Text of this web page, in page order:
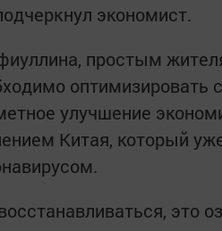
экономист.
простым
улучшение
Китая, который
это